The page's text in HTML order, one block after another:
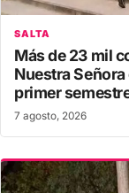
SALTA
Más de 23 mil
Nuestra
primer
7 agosto, 2026